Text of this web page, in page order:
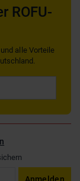
ROFU-
alle Vorteile
Anmelden